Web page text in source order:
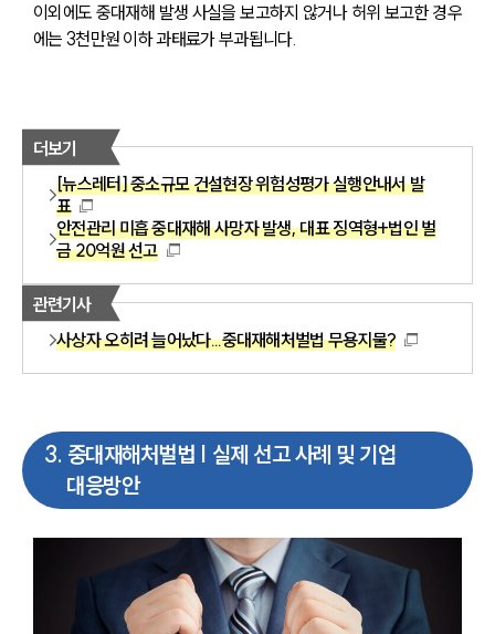
이외에도 중대재해 발생 사실을 보고하지 않거나 허위 보고한 경우
에는 3천만원 이하 과태료가 부과됩니다.
더보기
[뉴스레터] 중소규모 건설현장 위험성평가 실행안내서 발
표
안전관리 미흡 중대재해 사망자 발생, 대표 징역형+법인 벌
금 20억원 선고
관련기사
사상자 오히려 늘어났다...중대재해처벌법 무용지물?
3. 중대재해처벌법 | 실제 선고 사례 및 기업
대응방안